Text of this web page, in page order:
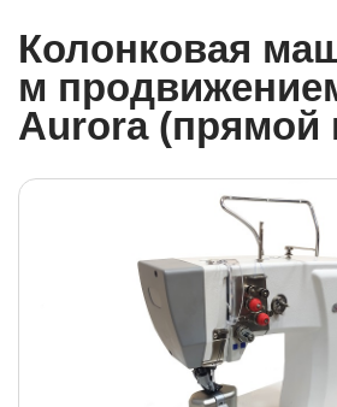
Колонковая
м
Aurora (прямой